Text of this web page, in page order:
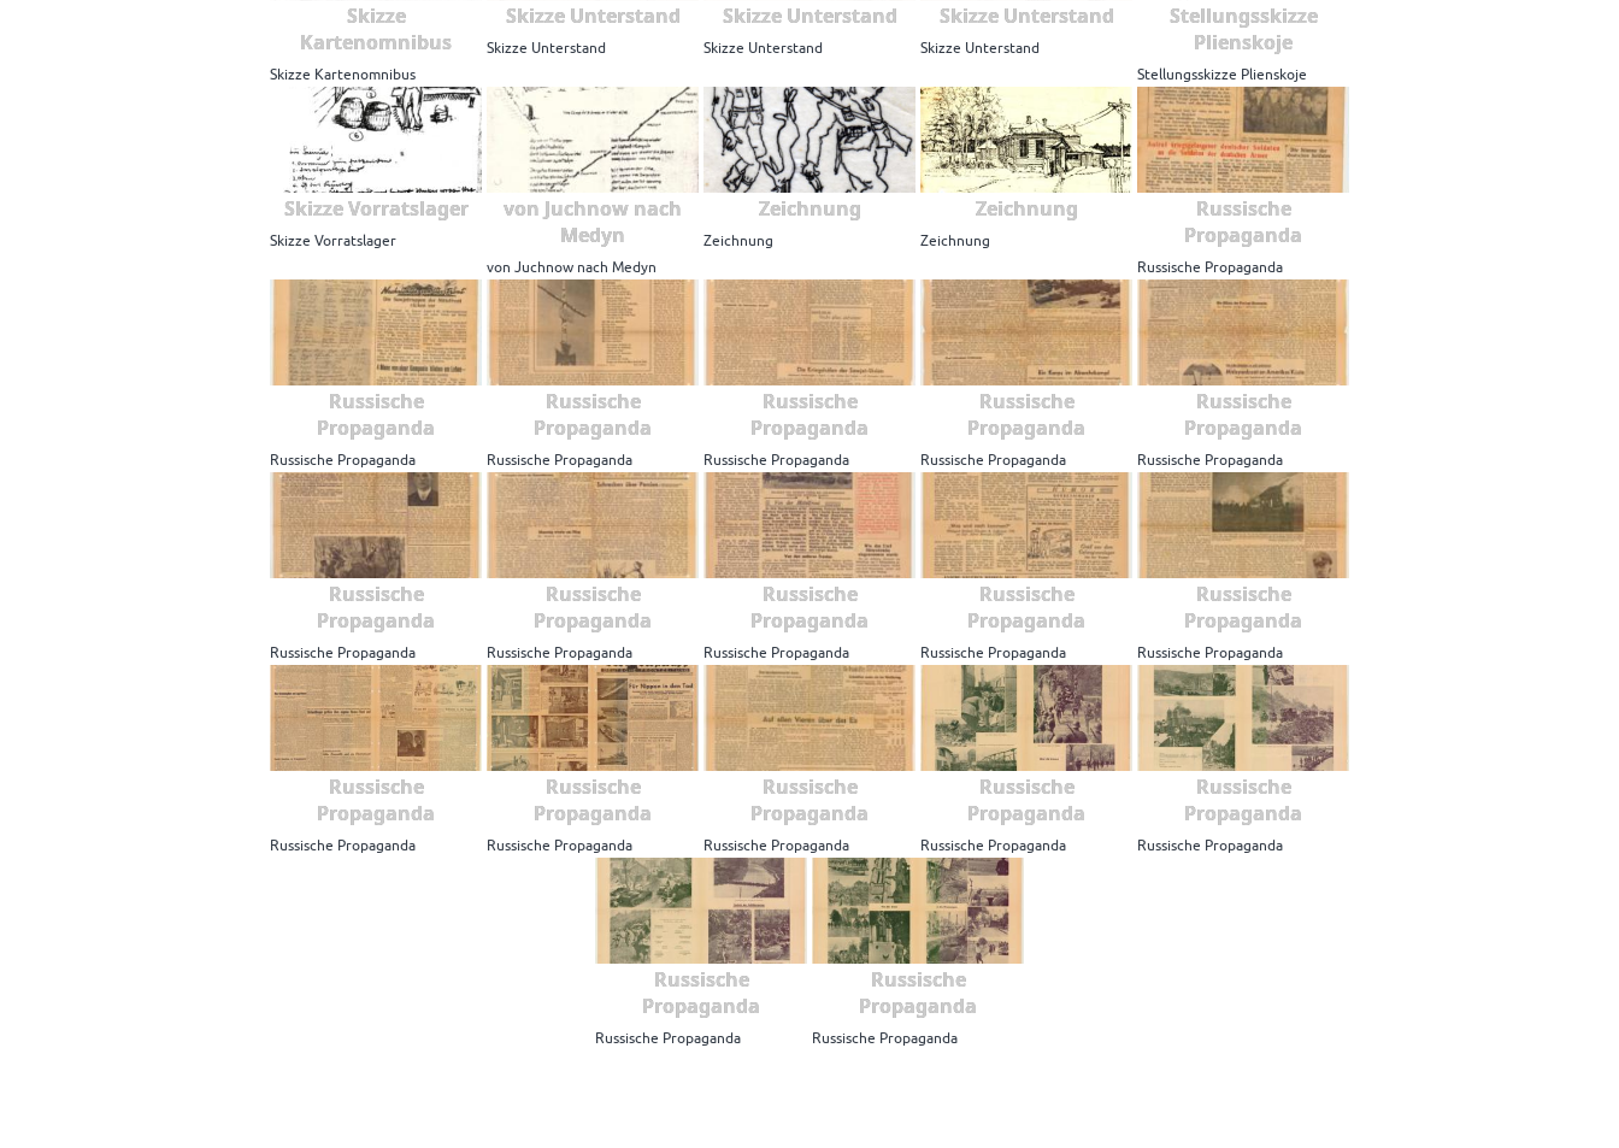
Skizze
Kartenomnibus
Skizze Kartenomnibus
Skizze Unterstand
Skizze Unterstand
Skizze Unterstand
Skizze Unterstand
Skizze Unterstand
Skizze Unterstand
Stellungsskizze
Plienskoje
Stellungsskizze Plienskoje
Skizze Vorratslager
Skizze Vorratslager
von Juchnow nach
Medyn
von Juchnow nach Medyn
Zeichnung
Zeichnung
Zeichnung
Zeichnung
Russische
Propaganda
Russische Propaganda
Russische
Propaganda
Russische Propaganda
Russische
Propaganda
Russische Propaganda
Russische
Propaganda
Russische Propaganda
Russische
Propaganda
Russische Propaganda
Russische
Propaganda
Russische Propaganda
Russische
Propaganda
Russische Propaganda
Russische
Propaganda
Russische Propaganda
Russische
Propaganda
Russische Propaganda
Russische
Propaganda
Russische Propaganda
Russische
Propaganda
Russische Propaganda
Russische
Propaganda
Russische Propaganda
Russische
Propaganda
Russische Propaganda
Russische
Propaganda
Russische Propaganda
Russische
Propaganda
Russische Propaganda
Russische
Propaganda
Russische Propaganda
Russische
Propaganda
Russische Propaganda
Russische
Propaganda
Russische Propaganda